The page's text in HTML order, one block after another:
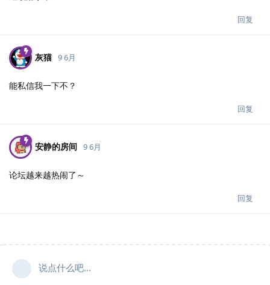
回复
灰猫 9 6月
能私信我一下不？
回复
安静的房间 9 6月
论坛越来越热闹了～
回复
说点什么吧...